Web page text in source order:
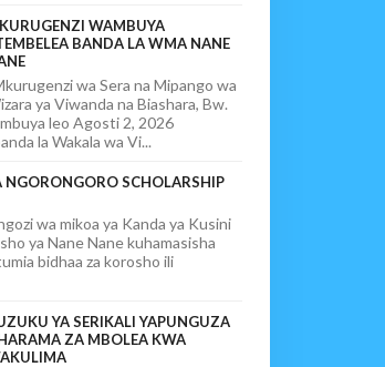
WAMBUYA
BANDA LA WMA NANE
wa Sera na Mipango wa
ya Viwanda na Biashara, Bw.
leo Agosti 2, 2026
la Wakala wa Vi...
NGORONGORO SCHOLARSHIP
wa mikoa ya Kanda ya Kusini
ya Nane Nane kuhamasisha
bidhaa za korosho ili
YA SERIKALI YAPUNGUZA
ZA MBOLEA KWA